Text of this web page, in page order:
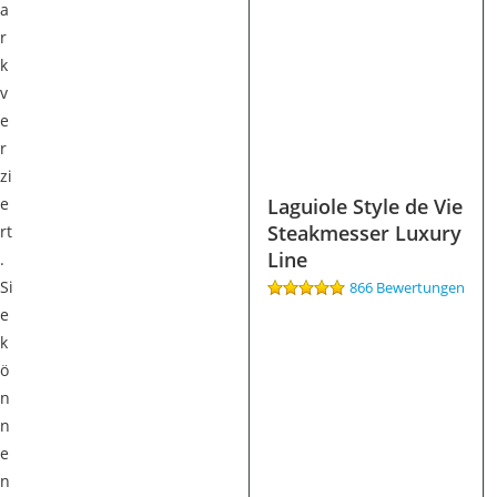
a
r
k
v
e
r
zi
e
rt
.
Si
e
k
ö
n
n
e
n
Laguiole Style de Vie
Steakmesser Luxury
Line
866 Bewertungen